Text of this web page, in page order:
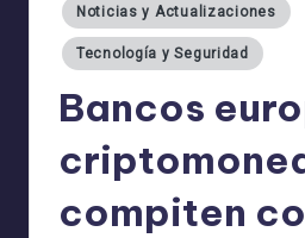
Noticias y Actualizaciones
Tecnología y Seguridad
Bancos
compiten